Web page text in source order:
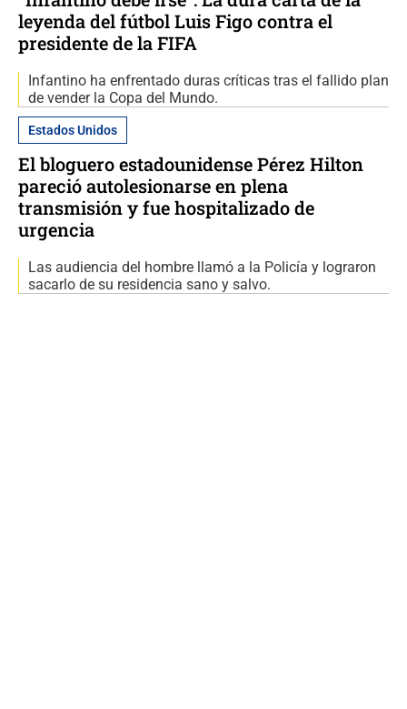
leyenda del fútbol Luis Figo contra el
presidente de la FIFA
Infantino ha enfrentado duras críticas tras el fallido plan
de vender la Copa del Mundo.
Estados Unidos
El bloguero estadounidense Pérez Hilton
pareció autolesionarse en plena
transmisión y fue hospitalizado de
urgencia
Las audiencia del hombre llamó a la Policía y lograron
sacarlo de su residencia sano y salvo.